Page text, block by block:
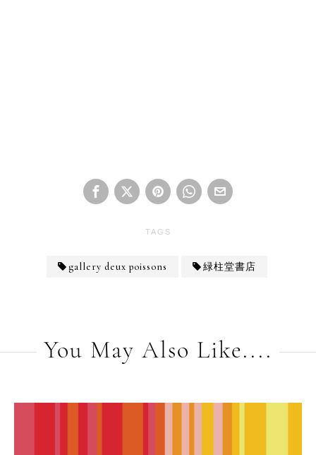
TAGS
gallery deux poissons 緑柱堂書店
You May Also Like....